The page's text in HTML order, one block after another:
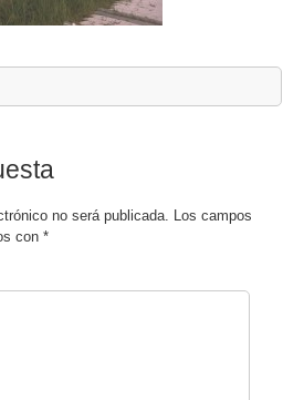
no será publicada. Los campos
con *